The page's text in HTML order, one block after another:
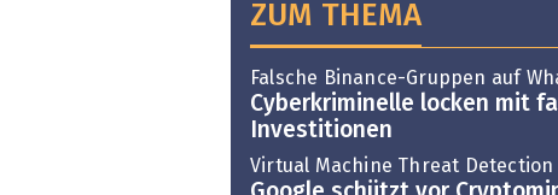
ZUM THEMA
Falsche Binance-Gruppen auf
Cyberkriminelle locken mit
Investitionen
Virtual Machine Threat Detection